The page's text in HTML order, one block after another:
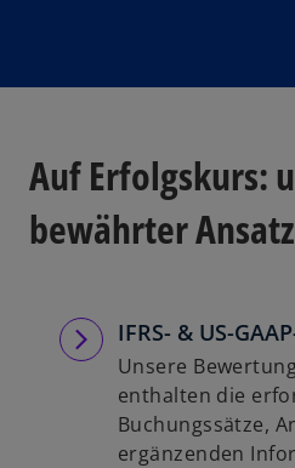
Auf Erfolgskurs:
bewährter Ansatz
IFRS- & US-
Unsere
enthalten die
Buchungssätze,
ergänzenden